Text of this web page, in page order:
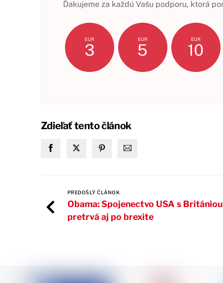
Ďakujeme za každú Vašu podporu, ktorá
EUR
3
EUR
5
EUR
10
Zdieľať tento článok
PREDOŠLÝ ČLÁNOK
Obama: Spojenectvo USA s Britániou
pretrvá aj po brexite